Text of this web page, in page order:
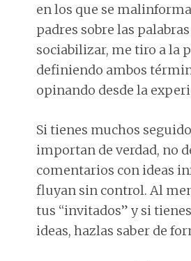
en los que se
padres sobre las
sociabilizar, me tiro a la
definiendo ambos
opinando desde la
Si tienes muchos
importan de verdad, no
comentarios con ideas
fluyan sin control. Al
tus “invitados” y si
ideas, hazlas saber de